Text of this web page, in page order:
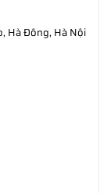
Hà Đông, Hà Nội